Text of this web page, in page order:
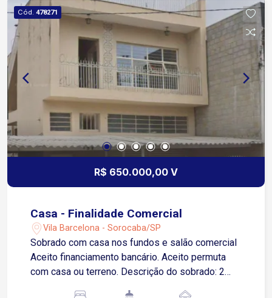
Supermercado Boa, UPH Zona Leste e do
Zoológico Municipal Quinzinho de Barros
Próxima a farmácias, escolas, padarias e
diversos comércios locais, garantindo
praticidade no dia a dia Ideal para quem busca
conforto, espaço e conveniência em uma das
regiões mais completas da cidade!
Cód. 478271
R$ 650.000,00 V
Casa - Finalidade Comercial
Vila Barcelona - Sorocaba/SP
Sobrado com casa nos fundos e salão comercial
Aceito financiamento bancário. Aceito permuta
com casa ou terreno. Descrição do sobrado: 2